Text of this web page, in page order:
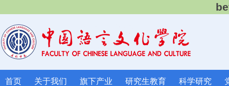
首页 关于我们 旗下产业 研究生教育 科学研究